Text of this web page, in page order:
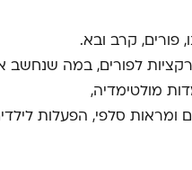
פורים, קרב ובא.
לפורים, במה
מולטימדיה,
סלפי, הפעלות